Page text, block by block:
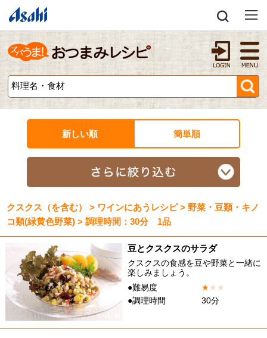
新しい順 簡単順
クスクス（を含む） > ワインにあうレシピ > 野菜・豆類・キノ
コ類(緑黄色野菜) > 調理時間：30分 1品
豆とクスクスのサラダ
クスクスの食感を豆や野菜と一緒に
楽しみましょう。
●難易度
★★ ★
●調理時間
30分